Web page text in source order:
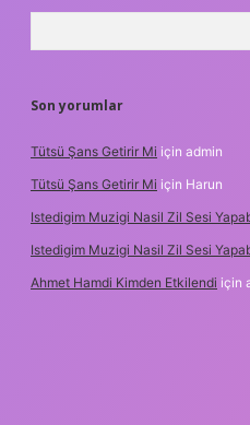
Son yorumlar
Tütsü Şans Getirir Mi için admin
Tütsü Şans Getirir Mi için Harun
Istedigim Muzigi Nasil Zil Sesi
Istedigim Muzigi Nasil Zil Sesi
Ahmet Hamdi Kimden Etkilendi için